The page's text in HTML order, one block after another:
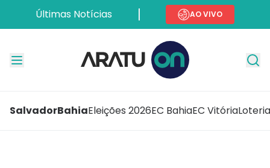
Últimas Notícias AO VIVO
SalvadorBahiaEleições 2026EC BahiaEC Vitória